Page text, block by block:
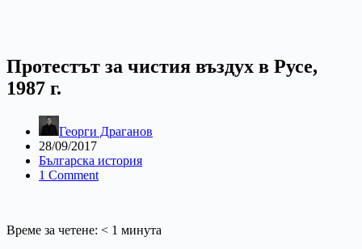
Протестът за чистия въздух в Русе,
1987 г.
Георги Драганов
28/09/2017
Българска история
1 Comment
Време за четене: < 1 минута